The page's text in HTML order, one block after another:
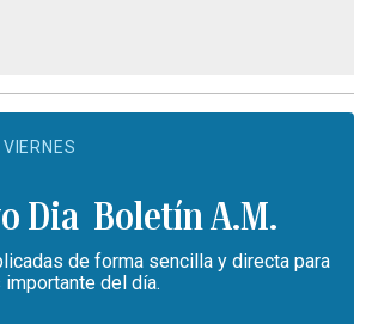
Boletín A.M.
de forma sencilla y directa para
del día.